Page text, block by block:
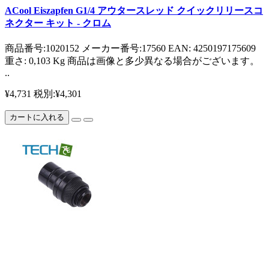
ACool Eiszapfen G1/4 アウタースレッド クイックリリースコ
ネクター キット - クロム
商品番号:1020152 メーカー番号:17560 EAN: 4250197175609
重さ: 0,103 Kg 商品は画像と多少異なる場合がございます。
..
¥4,731 税別:¥4,301
カートに入れる